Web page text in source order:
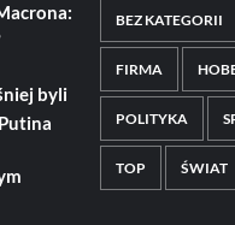
byli
BEZ KATEGORII
FIRMA
POLITYKA
TOP ŚWIAT